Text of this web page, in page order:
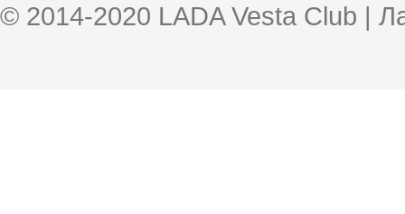
© 2014-2020 LADA Vesta Club |